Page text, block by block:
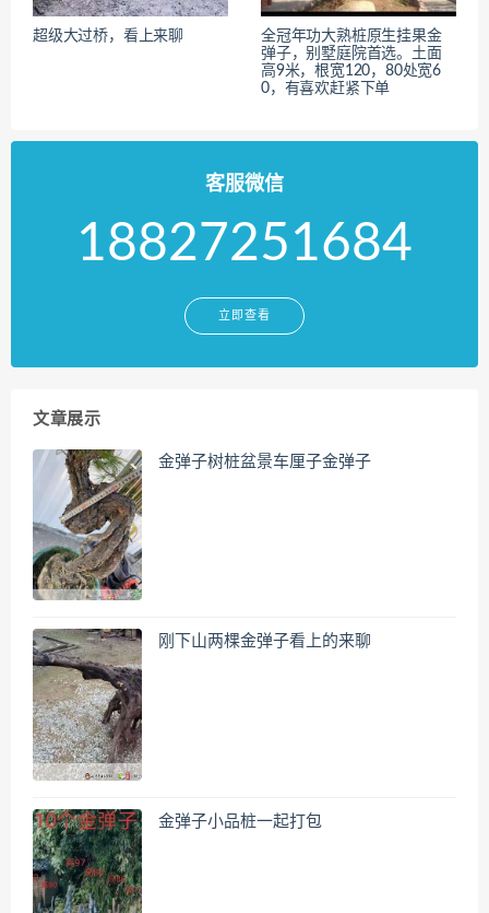
超级大过桥，看上来聊
全冠年功大熟桩原生挂果金
弹子，别墅庭院首选。土面
高9米，根宽120，80处宽6
0，有喜欢赶紧下单
客服微信
18827251684
立即查看
文章展示
金弹子树桩盆景车厘子金弹子
刚下山两棵金弹子看上的来聊
金弹子小品桩一起打包